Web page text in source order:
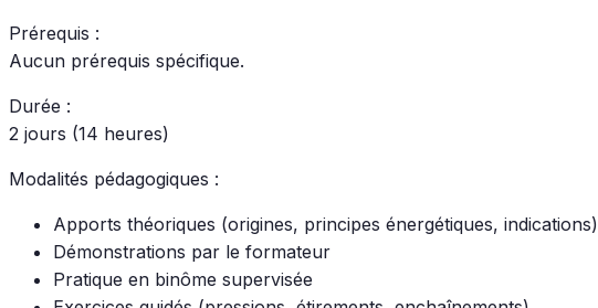
Prérequis :
Aucun prérequis spécifique.
Durée :
2 jours (14 heures)
Modalités pédagogiques :
Apports théoriques (origines, principes énergétiques, indications)
Démonstrations par le formateur
Pratique en binôme supervisée